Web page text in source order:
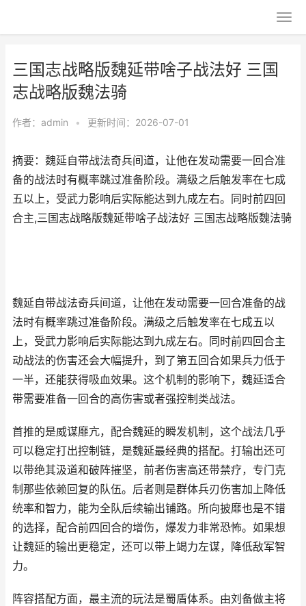
三国志战略版魏延带啥子战法好 三国
志战略版魏法骑
作者： admin • 更新时间：2026-07-01
摘要：魏延自带战法奇兵间道，让他在发动需要一回合准
备的战法时有概率跳过准备阶段。满级之后触发率在七成
五以上，受武力影响后实际能达到九成左右。同时前四回
合主,三国志战略版魏延带啥子战法好 三国志战略版魏法骑
魏延自带战法奇兵间道，让他在发动需要一回合准备的战
法时有概率跳过准备阶段。满级之后触发率在七成五以
上，受武力影响后实际能达到九成左右。同时前四回合主
动战法的伤害还会大幅提升，到了第五回合如果兵力低于
一半，还能获得吸血效果。这个机制的影响下，魏延适合
带需要准备一回合的高伤害或者强控制类战法。
首推的是威谋靡亢，配合魏延的瞬发机制，这个战法几乎
可以稳定打出控制链，是魏延最经典的搭配。打输出还可
以带绝其汲道和破阵摧坚，前者伤害高还带禁疗，专门克
制那些依赖回复的队伍。后者则是群体兵刃伤害加上降低
统率和智力，能为全队后续输出铺路。所向披靡也是不错
的选择，配合前四回合的增伤，爆发力非常恐怖。如果想
让魏延的输出更稳定，还可以带上竭力左谋，降低敌军智
力。
阵容搭配方面，最主流的玩法是蜀盾体系。由刘备做主将